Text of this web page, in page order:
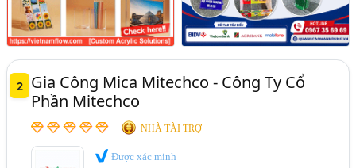
2
Gia Công Mica Mitechco - Công Ty Cổ
Phần Mitechco
NHÀ TÀI TRỢ
Được xác minh